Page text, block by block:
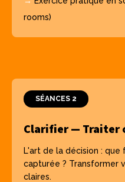
rooms)
SÉANCES 2
Clarifier — Traiter
L'art de la décision : que
capturée ? Transformer
claires.